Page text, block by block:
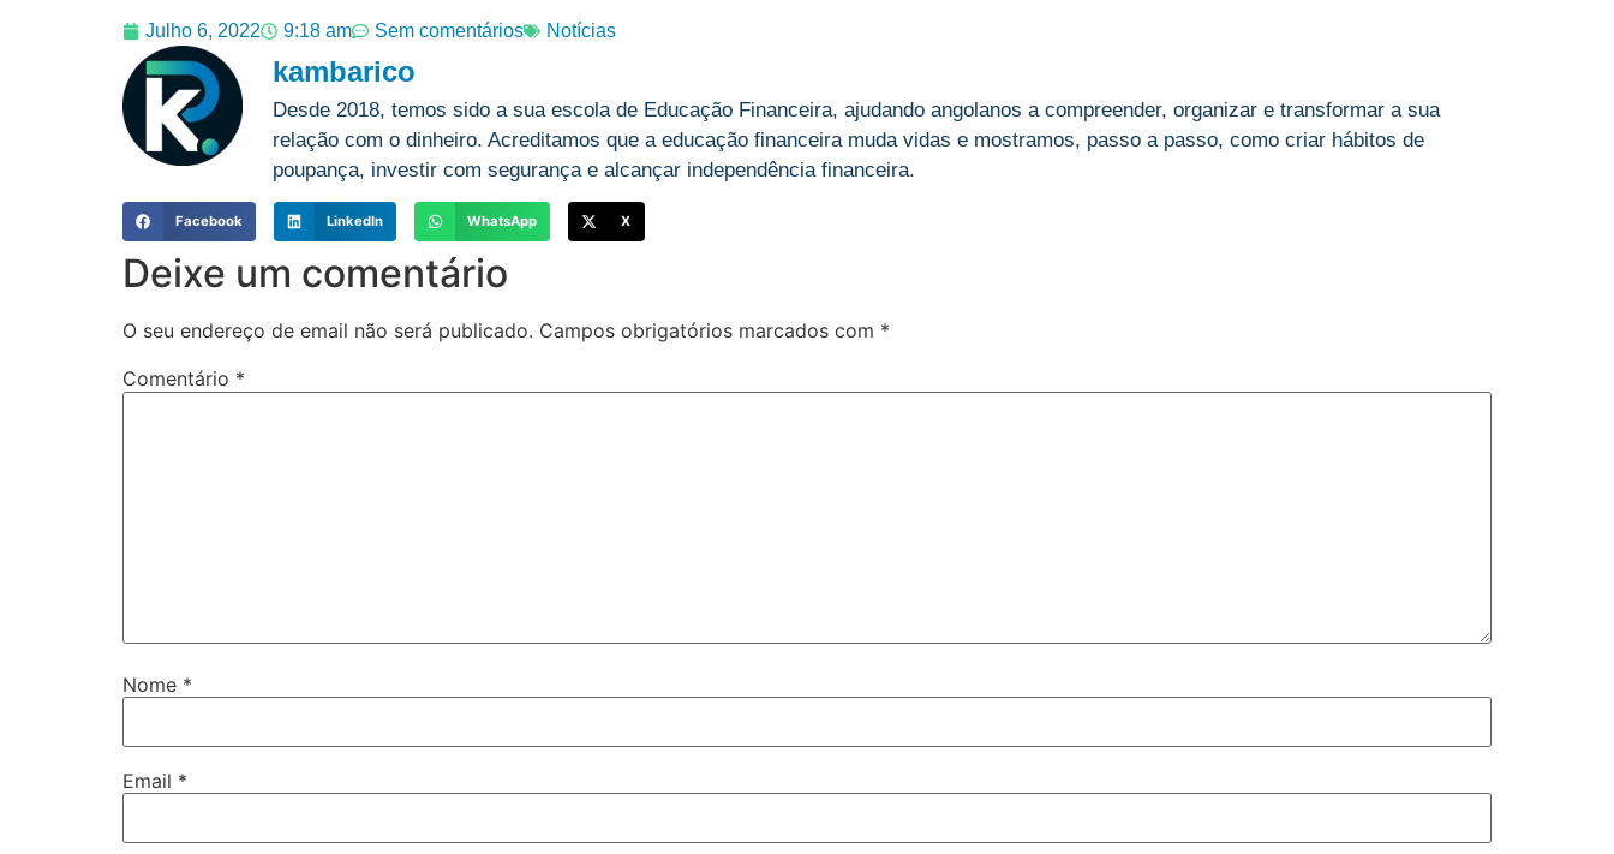
Julho 6, 2022 9:18 am Sem comentários Notícias
kambarico
Desde 2018, temos sido a sua escola de Educação Financeira, ajudando angolanos a compreender, organizar e transformar a sua
relação com o dinheiro. Acreditamos que a educação financeira muda vidas e mostramos, passo a passo, como criar hábitos de
poupança, investir com segurança e alcançar independência financeira.
Facebook LinkedIn WhatsApp X
Deixe um comentário
O seu endereço de email não será publicado. Campos obrigatórios marcados com *
Comentário *
Nome *
Email *